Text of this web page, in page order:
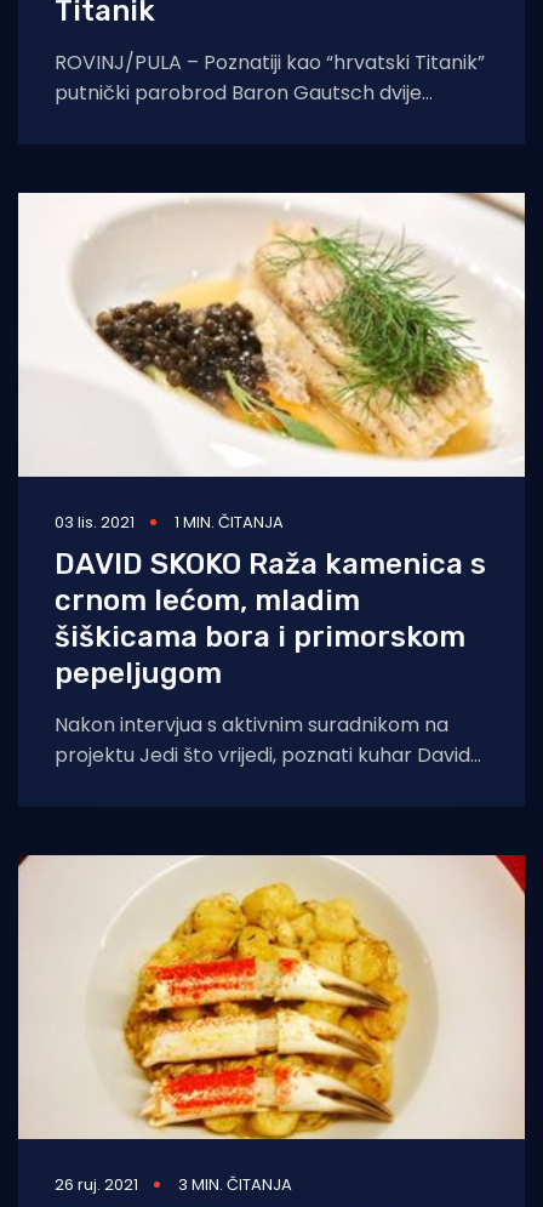
Titanik
ROVINJ/PULA – Poznatiji kao “hrvatski Titanik”
putnički parobrod Baron Gautsch dvije
sudbinu i to
03 lis. 2021 1 MIN. ČITANJA
DAVID SKOKO Raža kamenica s
crnom lećom, mladim
šiškicama bora i primorskom
pepeljugom
Nakon intervjua s aktivnim suradnikom na
projektu Jedi što vrijedi, poznati kuhar David
26 ruj. 2021 3 MIN. ČITANJA